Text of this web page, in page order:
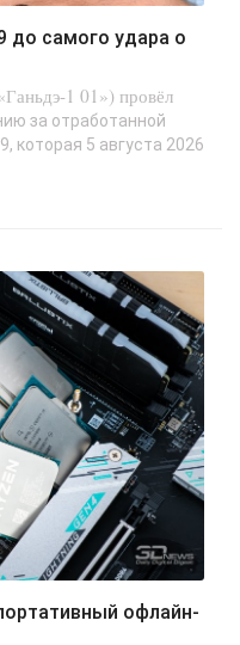
1 01») провёл
за отработанной
которая 5 августа 2026